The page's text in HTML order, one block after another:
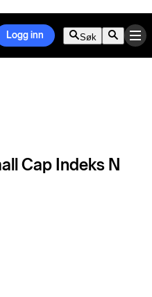
Logg inn Søk
Cap Indeks N